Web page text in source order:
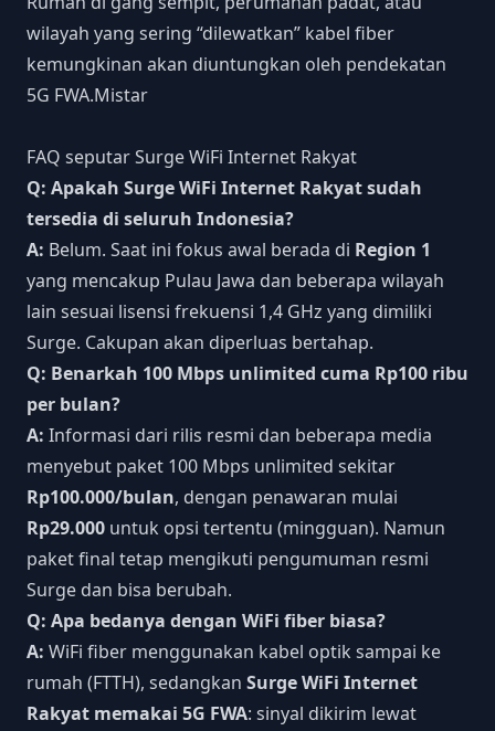
wilayah yang sering “dilewatkan” kabel fiber
kemungkinan akan diuntungkan oleh pendekatan
5G FWA.Mistar
FAQ seputar Surge WiFi Internet Rakyat
Q: Apakah Surge WiFi Internet Rakyat sudah
tersedia di seluruh Indonesia?
A: Belum. Saat ini fokus awal berada di Region 1
yang mencakup Pulau Jawa dan beberapa wilayah
lain sesuai lisensi frekuensi 1,4 GHz yang dimiliki
Surge. Cakupan akan diperluas bertahap.
Q: Benarkah 100 Mbps unlimited cuma Rp100 ribu
per bulan?
A: Informasi dari rilis resmi dan beberapa media
menyebut paket 100 Mbps unlimited sekitar
Rp100.000/bulan, dengan penawaran mulai
Rp29.000 untuk opsi tertentu (mingguan). Namun
paket final tetap mengikuti pengumuman resmi
Surge dan bisa berubah.
Q: Apa bedanya dengan WiFi fiber biasa?
A: WiFi fiber menggunakan kabel optik sampai ke
rumah (FTTH), sedangkan Surge WiFi Internet
Rakyat memakai 5G FWA: sinyal dikirim lewat